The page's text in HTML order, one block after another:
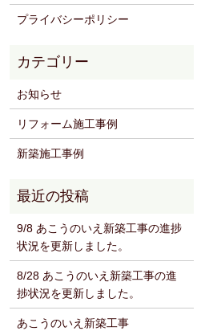
プライバシーポリシー
お知らせ
リフォーム施工事例
新築施工事例
9/8 あこうのいえ新築工事の進捗
状況を更新しました。
8/28 あこうのいえ新築工事の進
捗状況を更新しました。
あこうのいえ新築工事